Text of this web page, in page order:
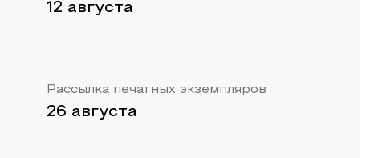
12 августа
Рассылка печатных экземпляров
26 августа